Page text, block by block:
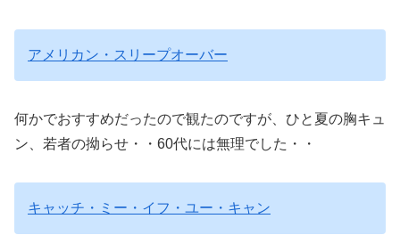
アメリカン・スリープオーバー
何かでおすすめだったので観たのですが、ひと夏の胸キュ
ン、若者の拗らせ・・60代には無理でした・・
キャッチ・ミー・イフ・ユー・キャン